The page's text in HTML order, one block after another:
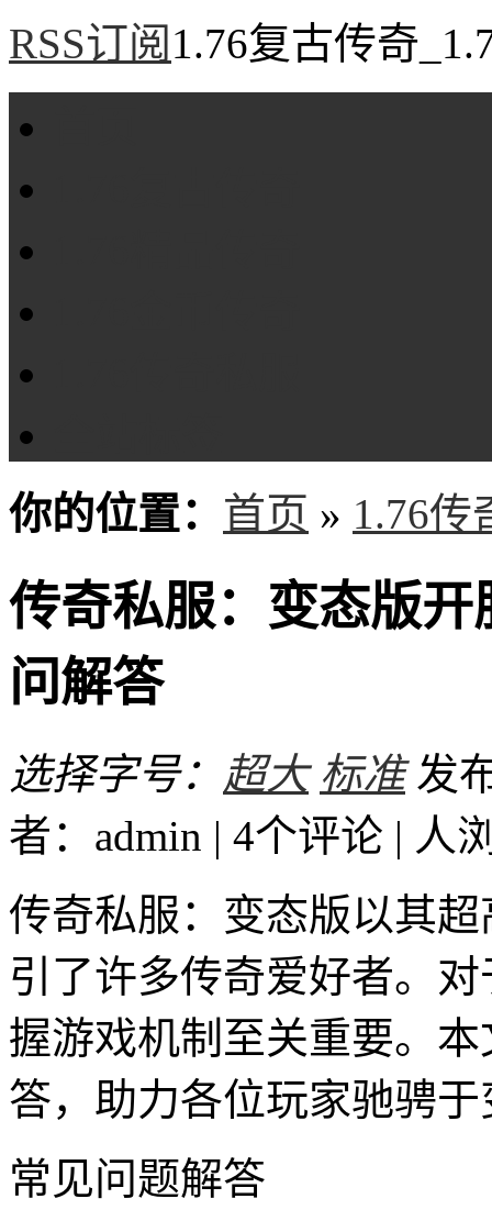
RSS订阅 1.76复古传奇
你的位置： 首页 » 1.76传
传奇私服：变态版
问解答
选择字号： 超大 标准 发
者：admin | 4个评论 | 人
传奇私服：变态版以其
引了许多传奇爱好者。
握游戏机制至关重要。
答，助力各位玩家驰骋
常见问题解答